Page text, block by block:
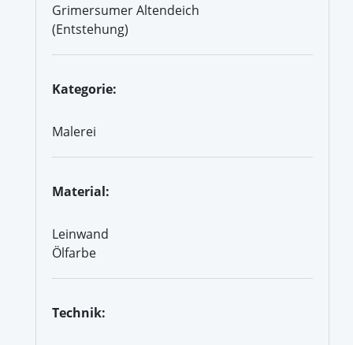
Grimersumer Altendeich
(Entstehung)
Kategorie:
Malerei
Material:
Leinwand
Ölfarbe
Technik: